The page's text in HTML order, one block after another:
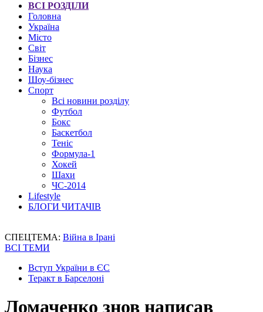
ВСІ РОЗДІЛИ
Головна
Україна
Місто
Світ
Бізнес
Наука
Шоу-бізнес
Спорт
Всі новини розділу
Футбол
Бокс
Баскетбол
Теніс
Формула-1
Хокей
Шахи
ЧС-2014
Lifestyle
БЛОГИ ЧИТАЧІВ
СПЕЦТЕМА: Війна в Ірані
ВСІ ТЕМИ
Вступ України в ЄС
Теракт в Барселоні
Ломаченко знов написав